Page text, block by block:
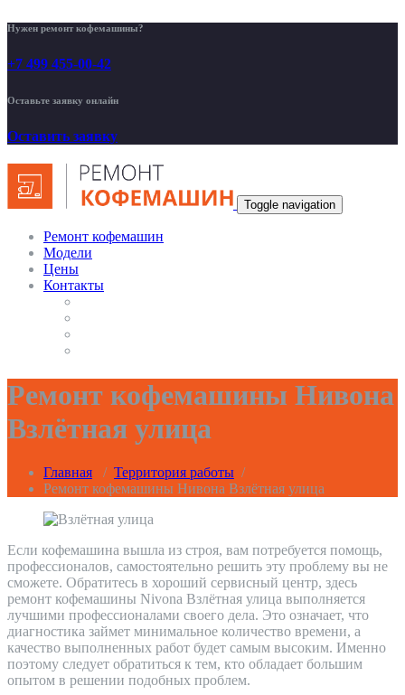
Нужен ремонт кофемашины?
+7 499 455-00-42
Оставьте заявку онлайн
Оставить заявку
Toggle navigation
Ремонт кофемашин
Модели
Цены
Контакты
Ремонт кофемашины Нивона
Взлётная улица
Главная / Территория работы /
Ремонт кофемашины Нивона Взлётная улица
Если кофемашина вышла из строя, вам потребуется помощь,
профессионалов, самостоятельно решить эту проблему вы не
сможете. Обратитесь в хороший сервисный центр, здесь
ремонт кофемашины Nivona Взлётная улица выполняется
лучшими профессионалами своего дела. Это означает, что
диагностика займет минимальное количество времени, а
качество выполненных работ будет самым высоким. Именно
поэтому следует обратиться к тем, кто обладает большим
опытом в решении подобных проблем.